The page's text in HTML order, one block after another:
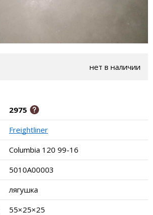
нет в наличии
2975
Freightliner
Columbia 120 99-16
5010A00003
лягушка
55×25×25